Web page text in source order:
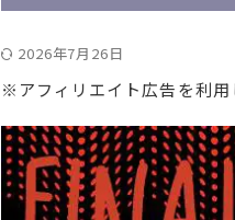
2026年7月26日
※アフィリエイト広告を利用